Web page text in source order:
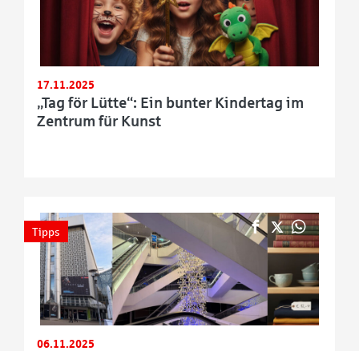
17.11.2025
„Tag för Lütte“: Ein bunter Kindertag im
Zentrum für Kunst
Tipps
06.11.2025